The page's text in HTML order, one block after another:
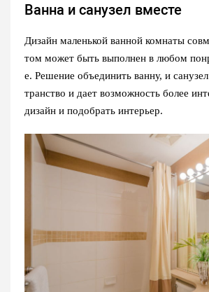
Ванна и санузел вместе
Дизайн маленькой ванной комнаты
том может быть выполнен в любом
е. Решение объединить ванну, и
транство и дает возможность более
дизайн и подобрать интерьер.